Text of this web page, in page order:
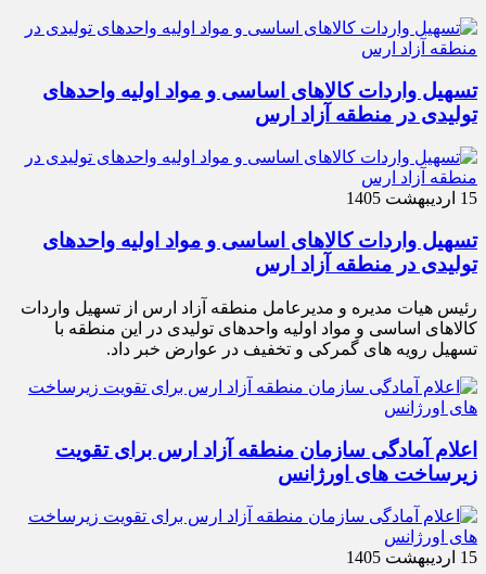
تسهیل واردات کالاهای اساسی و مواد اولیه واحدهای
تولیدی در منطقه آزاد ارس
15 اردیبهشت 1405
تسهیل واردات کالاهای اساسی و مواد اولیه واحدهای
تولیدی در منطقه آزاد ارس
رئیس هیات مدیره و مدیرعامل منطقه آزاد ارس از تسهیل واردات
کالاهای اساسی و مواد اولیه واحدهای تولیدی در این منطقه با
تسهیل رویه های گمرکی و تخفیف در عوارض خبر داد.
اعلام آمادگی سازمان منطقه آزاد ارس برای تقویت
زیرساخت‌ های اورژانس
15 اردیبهشت 1405